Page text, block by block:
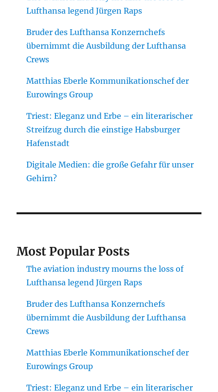
Lufthansa legend Jürgen Raps
Bruder des Lufthansa Konzernchefs
übernimmt die Ausbildung der Lufthansa
Crews
Matthias Eberle Kommunikationschef der
Eurowings Group
Triest: Eleganz und Erbe – ein literarischer
Streifzug durch die einstige Habsburger
Hafenstadt
Digitale Medien: die große Gefahr für unser
Gehirn?
Most Popular Posts
The aviation industry mourns the loss of
Lufthansa legend Jürgen Raps
Bruder des Lufthansa Konzernchefs
übernimmt die Ausbildung der Lufthansa
Crews
Matthias Eberle Kommunikationschef der
Eurowings Group
Triest: Eleganz und Erbe – ein literarischer